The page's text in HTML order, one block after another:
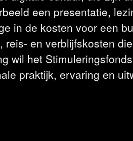
een presentatie,
in de kosten voor een
reis- en verblijfskosten
wil het
praktijk, ervaring en